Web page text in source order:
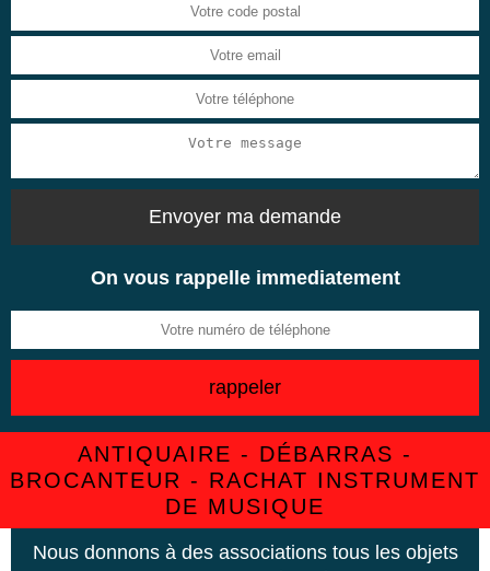
On vous rappelle immediatement
ANTIQUAIRE - DÉBARRAS -
BROCANTEUR - RACHAT INSTRUMENT
DE MUSIQUE
Nous donnons à des associations tous les objets